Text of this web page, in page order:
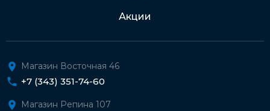
Акции
Магазин Восточная 46
+7 (343) 351-74-60
Магазин Репина 107